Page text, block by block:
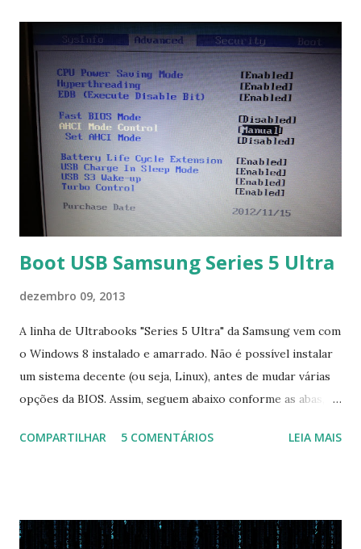
Boot USB Samsung Series 5 Ultra
dezembro 09, 2013
A linha de Ultrabooks "Series 5 Ultra" da Samsung vem com
o Windows 8 instalado e amarrado. Não é possível instalar
um sistema decente (ou seja, Linux), antes de mudar várias
opções da BIOS. Assim, seguem abaixo conforme as abas, a
Na inicialização aperte F2 para acessar a BIOS e então faça
com Win, deixe essa opção no Auto ) Set AHCI Mode ->
COMPARTILHAR 5 COMENTÁRIOS LEIA MAIS